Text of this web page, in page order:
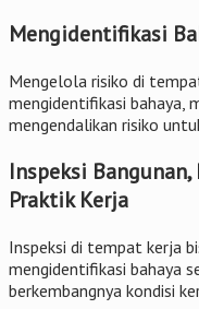
Mengidentifikasi
Mengelola risiko di
mengidentifikasi bahaya,
mengendalikan risiko
Inspeksi
Praktik Kerja
Inspeksi di tempat kerja
mengidentifikasi bahaya
berkembangnya kondisi